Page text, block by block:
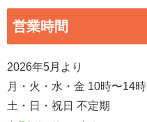
営業時間
2026年5月より
月・火・水・金 10時〜14時
土・日・祝日 不定期